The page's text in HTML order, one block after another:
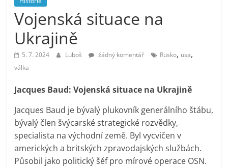
prospívá?
Vojenská situace na
Ukrajině
5. 7. 2024 Luboš žádný komentář Rusko, usa,
válka
Jacques Baud: Vojenská situace na Ukrajině
Jacques Baud je bývalý plukovník generálního štábu,
bývalý člen švýcarské strategické rozvědky,
specialista na východní země. Byl vycvičen v
amerických a britských zpravodajských službách.
Působil jako politický šéf pro mírové operace OSN.